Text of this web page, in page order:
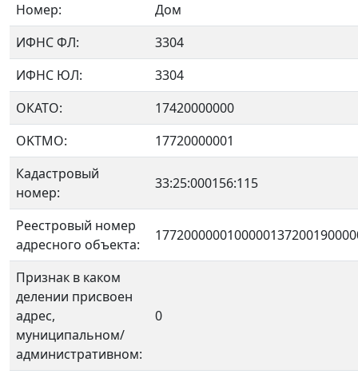
Номер:
Дом
ИФНС ФЛ:
3304
ИФНС ЮЛ:
3304
ОКАТО:
17420000000
OKTMO:
17720000001
Кадастровый
номер:
33:25:000156:115
Реестровый номер
адресного объекта:
Признак в каком
делении присвоен
адрес,
муниципальном/
административном:
0